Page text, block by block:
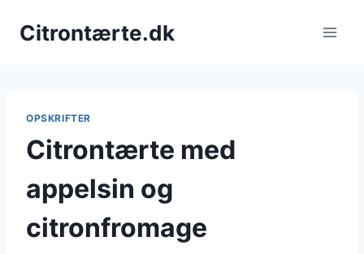
Citrontærte.dk
OPSKRIFTER
Citrontærte med
appelsin og
citronfromage